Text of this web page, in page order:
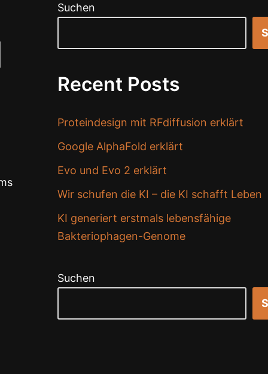
Suchen
Recent Posts
Proteindesign mit RFdiffusion erklärt
Google AlphaFold erklärt
Evo und Evo 2 erklärt
Wir schufen die KI – die KI schafft Leben
KI generiert erstmals lebensfähige
Bakteriophagen-Genome
Suchen